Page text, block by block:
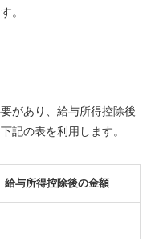
。
があり、給与所得控除後
記の表を利用します。
給与所得控除後の金額